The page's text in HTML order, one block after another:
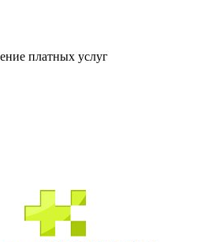
платных услуг